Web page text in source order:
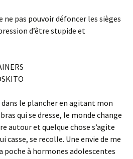
pas pouvoir défoncer les sièges
d’être stupide et
dans le plancher en agitant mon
qui se dresse, le monde change
autour et quelque chose s’agite
casse, se recolle. Une envie de me
poche à hormones adolescentes